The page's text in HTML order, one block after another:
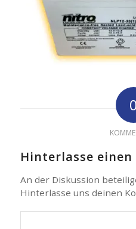
0
Hinterlasse
An der Diskussion
Hinterlasse uns deinen